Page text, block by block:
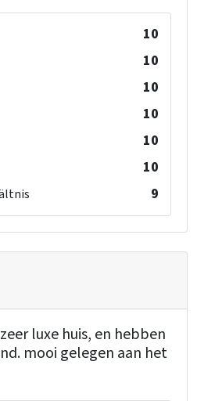
10
10
10
10
10
10
9
luxe huis, en hebben
mooi gelegen aan het